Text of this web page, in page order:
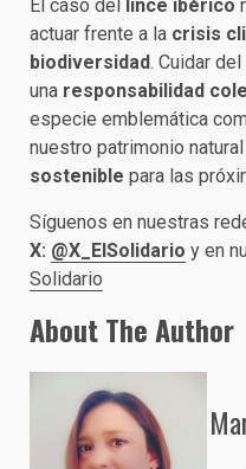
El caso del lince ibérico
actuar frente a la crisis
biodiversidad. Cuidar del
una responsabilidad
especie emblemática
nuestro patrimonio
sostenible para las
Síguenos en nuestras
X: @X_ElSolidario y en
Solidario
About The Author